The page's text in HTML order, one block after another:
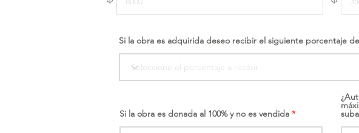
Si la obra es adquirida deseo recibir el siguiente porcentaje
Si la obra es donada al 100% y no es vendida